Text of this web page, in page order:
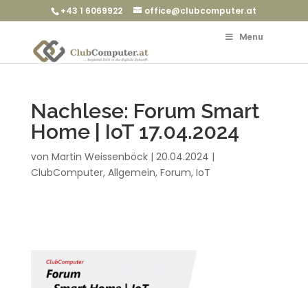
+43 1 6069922 office@clubcomputer.at
Menu
Nachlese: Forum Smart
Home | IoT 17.04.2024
von Martin Weissenböck| 20.04.2024 |
ClubComputer, Allgemein, Forum, IoT